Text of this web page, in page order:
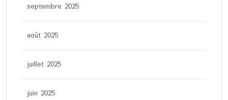
septembre 2025
août 2025
juillet 2025
juin 2025